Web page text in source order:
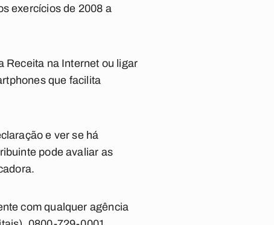
exercícios de 2008 a
Receita na Internet ou ligar
que facilita
e ver se há
pode avaliar as
com qualquer agência